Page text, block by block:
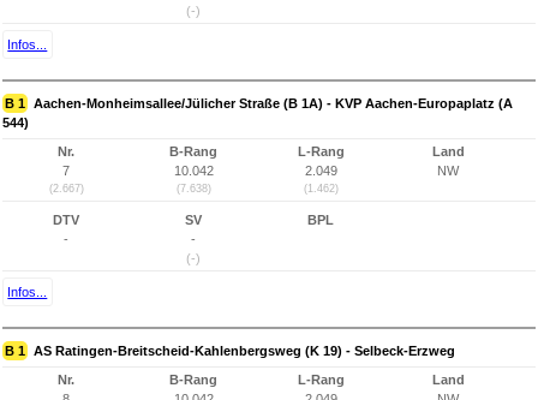
(-)
Infos...
B 1 Aachen-Monheimsallee/Jülicher Straße (B 1A) - KVP Aachen-Europaplatz (A
544)
Nr.
7
(2.667)
B-Rang
10.042
(7.638)
L-Rang
2.049
(1.462)
Land
NW
DTV
-
SV
-
(-)
BPL
Infos...
B 1 AS Ratingen-Breitscheid-Kahlenbergsweg (K 19) - Selbeck-Erzweg
Nr.
B-Rang
L-Rang
Land